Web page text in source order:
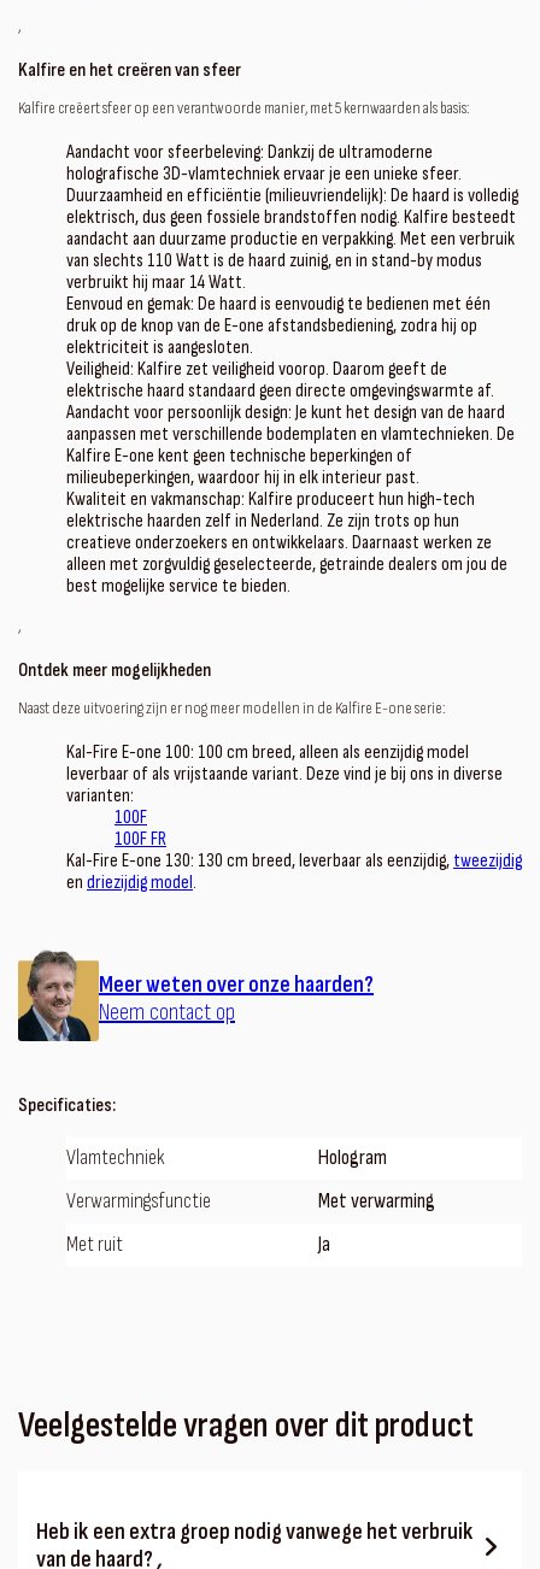
‚
Kalfire en het creëren van sfeer
Kalfire creëert sfeer op een verantwoorde manier, met 5 kernwaarden als basis:
Aandacht voor sfeerbeleving: Dankzij de ultramoderne
holografische 3D-vlamtechniek ervaar je een unieke sfeer.
Duurzaamheid en efficiëntie (milieuvriendelijk): De haard is volledig
elektrisch, dus geen fossiele brandstoffen nodig. Kalfire besteedt
aandacht aan duurzame productie en verpakking. Met een verbruik
van slechts 110 Watt is de haard zuinig, en in stand-by modus
verbruikt hij maar 14 Watt.
Eenvoud en gemak: De haard is eenvoudig te bedienen met één
druk op de knop van de E-one afstandsbediening, zodra hij op
elektriciteit is aangesloten.
Veiligheid: Kalfire zet veiligheid voorop. Daarom geeft de
elektrische haard standaard geen directe omgevingswarmte af.
Aandacht voor persoonlijk design: Je kunt het design van de haard
aanpassen met verschillende bodemplaten en vlamtechnieken. De
Kalfire E-one kent geen technische beperkingen of
milieubeperkingen, waardoor hij in elk interieur past.
Kwaliteit en vakmanschap: Kalfire produceert hun high-tech
elektrische haarden zelf in Nederland. Ze zijn trots op hun
creatieve onderzoekers en ontwikkelaars. Daarnaast werken ze
alleen met zorgvuldig geselecteerde, getrainde dealers om jou de
best mogelijke service te bieden.
‚
Ontdek meer mogelijkheden
Naast deze uitvoering zijn er nog meer modellen in de Kalfire E-one serie:
Kal-Fire E-one 100: 100 cm breed, alleen als eenzijdig model
leverbaar of als vrijstaande variant. Deze vind je bij ons in diverse
varianten:
100F
100F FR
Kal-Fire E-one 130: 130 cm breed, leverbaar als eenzijdig, tweezijdig
en driezijdig model.
Meer weten over onze haarden?
Neem contact op
Specificaties:
Vlamtechniek
Hologram
Verwarmingsfunctie
Met verwarming
Met ruit
Ja
Veelgestelde vragen over dit product
Heb ik een extra groep nodig vanwege het verbruik
van de haard?‚